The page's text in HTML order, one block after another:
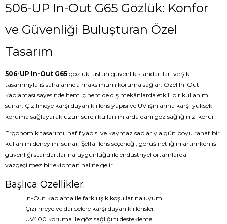
506-UP In-Out G65 Gözlük: Konfor
ve Güvenliği Buluşturan Özel
Tasarım
506-UP In-Out G65 gözlük, üstün güvenlik standartları ve şık
tasarımıyla iş sahalarında maksimum koruma sağlar. Özel In-Out
kaplaması sayesinde hem iç hem de dış mekânlarda etkili bir kullanım
sunar. Çizilmeye karşı dayanıklı lens yapısı ve UV ışınlarına karşı yüksek
koruma sağlayarak uzun süreli kullanımlarda dahi göz sağlığınızı korur.
Ergonomik tasarımı, hafif yapısı ve kaymaz saplarıyla gün boyu rahat bir
kullanım deneyimi sunar. Şeffaf lens seçeneği, görüş netliğini artırırken iş
güvenliği standartlarına uygunluğu ile endüstriyel ortamlarda
vazgeçilmez bir ekipman haline gelir.
Başlıca Özellikler:
In-Out kaplama ile farklı ışık koşullarına uyum.
Çizilmeye ve darbelere karşı dayanıklı lensler.
UV400 koruma ile göz sağlığını destekleme.